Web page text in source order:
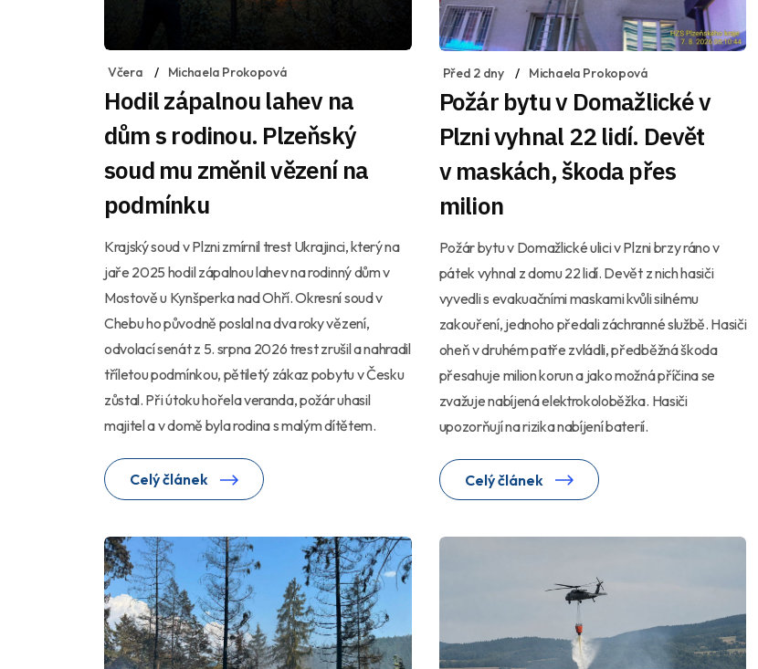
Včera Michaela Prokopová
Hodil zápalnou lahev na
dům s rodinou. Plzeňský
soud mu změnil vězení na
podmínku
Krajský soud v Plzni zmírnil trest Ukrajinci, který na
jaře 2025 hodil zápalnou lahev na rodinný dům v
Mostově u Kynšperka nad Ohří. Okresní soud v
Chebu ho původně poslal na dva roky vězení,
odvolací senát z 5. srpna 2026 trest zrušil a nahradil
tříletou podmínkou, pětiletý zákaz pobytu v Česku
zůstal. Při útoku hořela veranda, požár uhasil
majitel a v domě byla rodina s malým dítětem.
Celý článek
Před 2 dny Michaela Prokopová
Požár bytu v Domažlické v
Plzni vyhnal 22 lidí. Devět
v maskách, škoda přes
milion
Požár bytu v Domažlické ulici v Plzni brzy ráno v
pátek vyhnal z domu 22 lidí. Devět z nich hasiči
vyvedli s evakuačními maskami kvůli silnému
zakouření, jednoho předali záchranné službě. Hasiči
oheň v druhém patře zvládli, předběžná škoda
přesahuje milion korun a jako možná příčina se
zvažuje nabíjená elektrokoloběžka. Hasiči
upozorňují na rizika nabíjení baterií.
Celý článek